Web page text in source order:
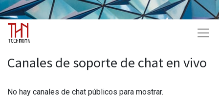
Canales de soporte de chat en vivo
No hay canales de chat públicos para mostrar.